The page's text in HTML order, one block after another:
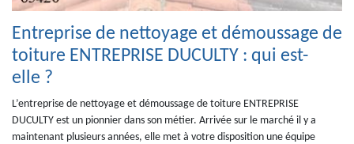
Entreprise de nettoyage et démoussage de
toiture ENTREPRISE DUCULTY : qui est-
elle ?
L’entreprise de nettoyage et démoussage de toiture ENTREPRISE
DUCULTY est un pionnier dans son métier. Arrivée sur le marché il y a
maintenant plusieurs années, elle met à votre disposition une équipe